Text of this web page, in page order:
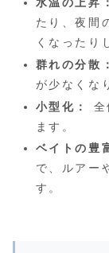
たり、夜間
くなったり
群れの分散：
が少なくな
小型化：
全
ます。
ベイトの豊
で、ルアー
す。